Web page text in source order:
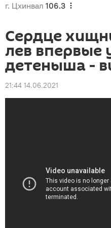
г. Цхинвал 106.3
Сердце
лев впервые
детеныша -
21:44 14.06.2021